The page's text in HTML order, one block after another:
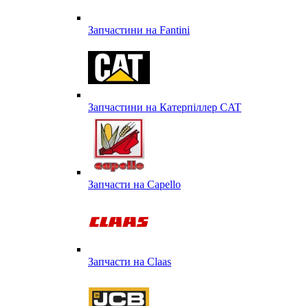
Запчастини на Fantini
Запчастини на Катерпіллер CAT
Запчасти на Capello
Запчасти на Сlaas